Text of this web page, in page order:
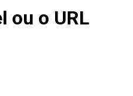
ou o URL